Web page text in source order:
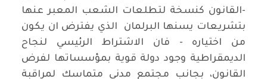
-القانون كنسخة لتطلعات الشعب المعبر عنها
بتشريعات يسنها البرلمان الذي يفترض ان يكون
من اختياره - فان الاشتراط الرئيسي لنجاح
الديمقراطية وجود دولة قوية بمؤسساتها لفرض
القانون، بجانب مجتمع مدني متماسك لمراقبة